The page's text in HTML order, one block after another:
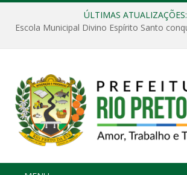
ÚLTIMAS ATUALIZAÇÕES: